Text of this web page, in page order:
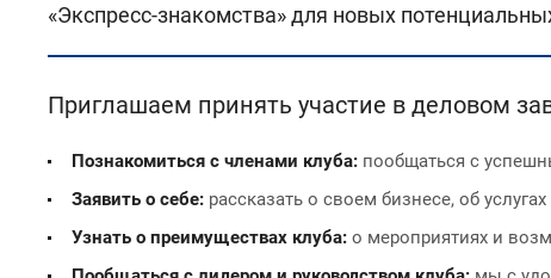
«Экспресс-знакомства» для новых
Приглашаем принять участие в деловом
Познакомиться с членами клуба: пообщаться с
Заявить о себе: рассказать о своем бизнесе, об
Узнать о преимуществах клуба: о мероприятиях и